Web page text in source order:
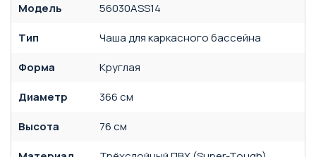
Модель
56030ASS14
Тип
Чаша для каркасного бассейна
Форма
Круглая
Диаметр
366 см
Высота
76 см